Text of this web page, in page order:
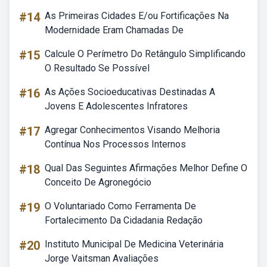
#14 As Primeiras Cidades E/ou Fortificações Na
Modernidade Eram Chamadas De
#15 Calcule O Perímetro Do Retângulo Simplificando
O Resultado Se Possível
#16 As Ações Socioeducativas Destinadas A
Jovens E Adolescentes Infratores
#17 Agregar Conhecimentos Visando Melhoria
Contínua Nos Processos Internos
#18 Qual Das Seguintes Afirmações Melhor Define O
Conceito De Agronegócio
#19 O Voluntariado Como Ferramenta De
Fortalecimento Da Cidadania Redação
#20 Instituto Municipal De Medicina Veterinária
Jorge Vaitsman Avaliações